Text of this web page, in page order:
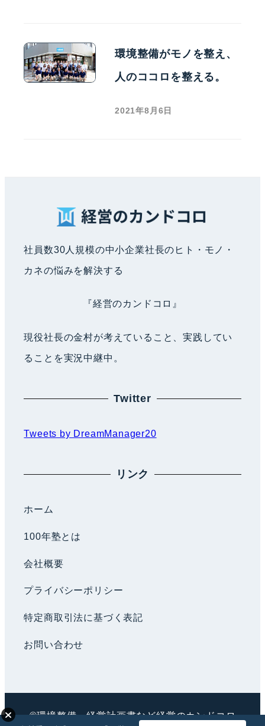
環境整備がモノを整え、
人のココロを整える。
2021年8月6日
社員数30人規模の中小企業社長のヒト・モノ・
カネの悩みを解決する
『経営のカンドコロ』
現役社長の金村が考えていること、実践してい
ることを実況中継中。
Twitter
Tweets by DreamManager20
リンク
ホーム
100年塾とは
会社概要
プライバシーポリシー
特定商取引法に基づく表記
お問い合わせ
©環境整備・経営計画書など経営のカンドコロ